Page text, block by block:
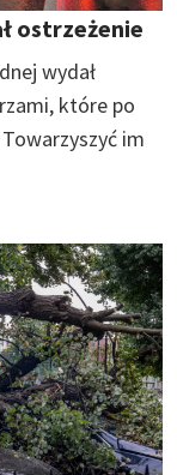
ostrzeżenie
wydał
które po
im